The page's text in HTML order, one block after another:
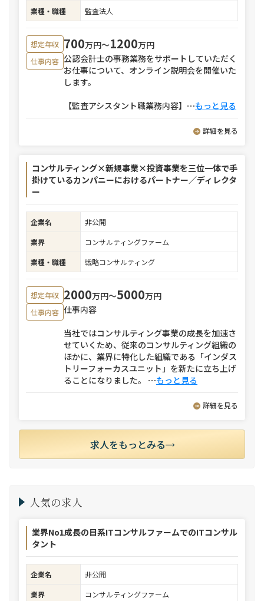
業種・職種
監査法人
想定年収 700万円〜1200万円
仕事内容 公認会計士の事務業務をサポートしていただく
お仕事について、オンライン説明会を開催いた
します。
【監査アシスタント職業務内容】 ⋯もっと見る
詳細を見る
コンサルティング×新規事業×投資事業を三位一体で手
掛けているカンパニーにおけるパートナー／ディレクタ
ー
企業名
非公開
業界
コンサルティングファーム
業種・職種
戦略コンサルティング
想定年収 2000万円〜5000万円
仕事内容 仕事内容
当社ではコンサルティング事業の成長を加速さ
せていくため、従来のコンサルティング組織の
ほかに、業界に特化した組織である「インダス
トリーフォーカスユニット」を新たに立ち上げ
ることになりました。 ⋯もっと見る
詳細を見る
求人をもっとみる
人気の求人
業界No1成長の日系ITコンサルファームでのITコンサル
タント
企業名
非公開
業界
コンサルティングファーム